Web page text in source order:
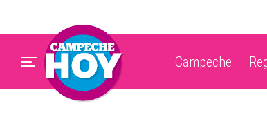
Campeche